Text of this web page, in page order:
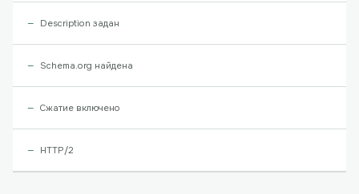
Description задан
Schema.org найдена
Сжатие включено
HTTP/2